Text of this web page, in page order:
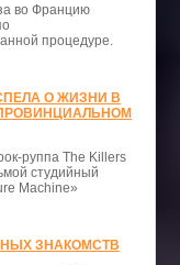
во Францию
процедуре.
СПЕЛА О ЖИЗНИ В
руппа The Killers
студийный
Machine»
ЗНАКОМСТВ